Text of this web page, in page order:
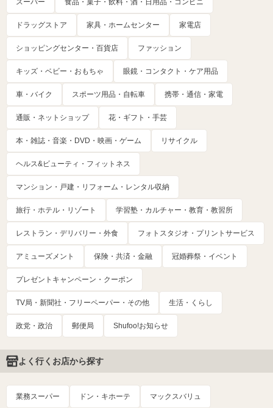
スーパー 食品・菓子・飲料・酒・日用品・コンビニ
ドラッグストア 家具・ホームセンター 家電店
ショッピングセンター・百貨店 ファッション
キッズ・ベビー・おもちゃ 眼鏡・コンタクト・ケア用品
車・バイク スポーツ用品・自転車 携帯・通信・家電
通販・ネットショップ 花・ギフト・手芸
本・雑誌・音楽・DVD・映画・ゲーム リサイクル
ヘルス&ビューティ・フィットネス
マンション・戸建・リフォーム・レンタル収納
旅行・ホテル・リゾート 学習塾・カルチャー・教育・教習所
レストラン・デリバリー・外食 フォトスタジオ・プリントサービス
アミューズメント 保険・共済・金融 冠婚葬祭・イベント
プレゼントキャンペーン・クーポン
TV局・新聞社・フリーペーパー・その他 生活・くらし
政党・政治 郵便局 Shufoo!お知らせ
よく行くお店から探す
業務スーパー ドン・キホーテ マックスバリュ